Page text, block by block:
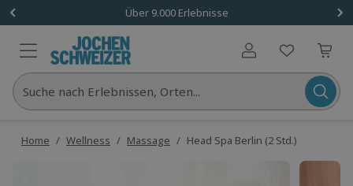
Über 9.000 Erlebnisse
Benutzerkonto
Suche nach Erlebnissen, Orten...
Home / Wellness / Massage / Head Spa Berlin (2 Std.)